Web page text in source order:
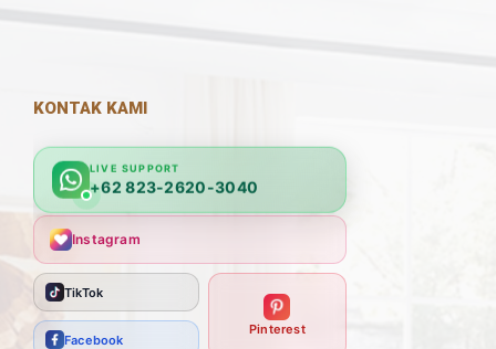
KONTAK KAMI
LIVE SUPPORT
+62 823-2620-3040
Instagram
TikTok
Facebook
Pinterest